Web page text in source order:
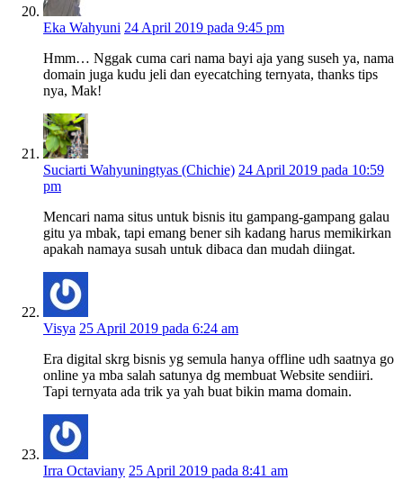
Eka Wahyuni 24 April 2019 pada 9:45 pm
Hmm… Nggak cuma cari nama bayi aja yang suseh ya, nama
domain juga kudu jeli dan eyecatching ternyata, thanks tips
nya, Mak!
Suciarti Wahyuningtyas (Chichie) 24 April 2019 pada 10:59
pm
Mencari nama situs untuk bisnis itu gampang-gampang galau
gitu ya mbak, tapi emang bener sih kadang harus memikirkan
apakah namaya susah untuk dibaca dan mudah diingat.
Visya 25 April 2019 pada 6:24 am
Era digital skrg bisnis yg semula hanya offline udh saatnya go
online ya mba salah satunya dg membuat Website sendiiri.
Tapi ternyata ada trik ya yah buat bikin mama domain.
Irra Octaviany 25 April 2019 pada 8:41 am